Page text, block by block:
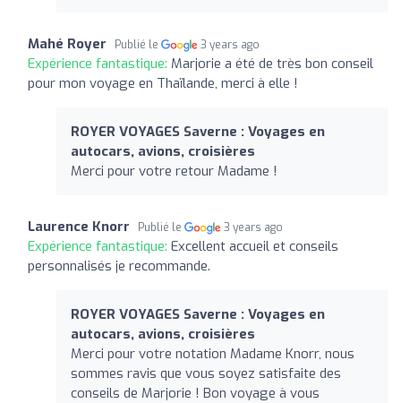
Mahé Royer Publié le 3 years ago
Expérience fantastique: Marjorie a été de très bon conseil
pour mon voyage en Thaïlande, merci à elle !
ROYER VOYAGES Saverne : Voyages en
autocars, avions, croisières
Merci pour votre retour Madame !
Laurence Knorr Publié le 3 years ago
Expérience fantastique: Excellent accueil et conseils
personnalisés je recommande.
ROYER VOYAGES Saverne : Voyages en
autocars, avions, croisières
Merci pour votre notation Madame Knorr, nous
sommes ravis que vous soyez satisfaite des
conseils de Marjorie ! Bon voyage à vous